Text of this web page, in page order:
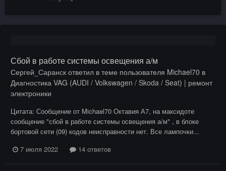
Сбой в работе системы освещения а/м
Сергей_Саранск ответил в теме пользователя Michael70 в
Диагностика VAG (AUDI / Volkswagen / Skoda / Seat) | ремонт
электроники
Цитата: Сообщение от Michael70 Октавия А7, на максидоте
сообщение "сбой в работе системы освещения а/м" , в блоке
бортовой сети (09) кодов неисправности нет. Все лампочки...
7 июля 2022
14 ответов